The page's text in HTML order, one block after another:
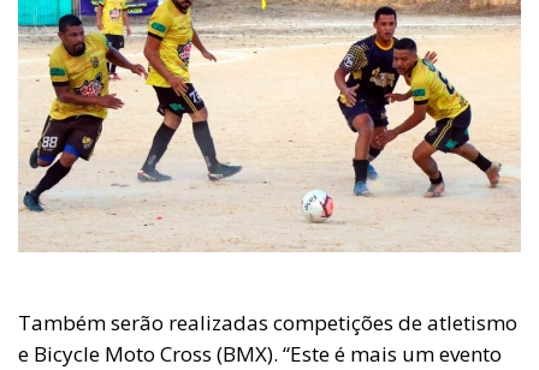
Também serão realizadas competições de atletismo
e Bicycle Moto Cross (BMX). “Este é mais um evento